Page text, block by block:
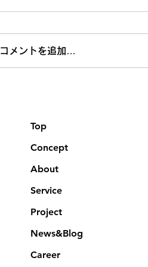
コメントを追加…
Top
Concept
About
Service
Project
News&Blog
Career